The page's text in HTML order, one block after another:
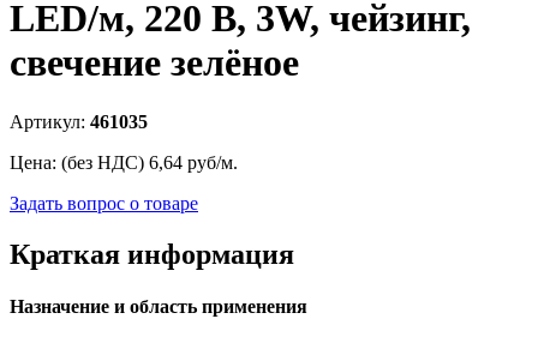
LED/м, 220 В, 3W, чейзинг,
свечение зелёное
Артикул: 461035
Цена: (без НДС) 6,64 руб/м.
Задать вопрос о товаре
Краткая информация
Назначение и область применения